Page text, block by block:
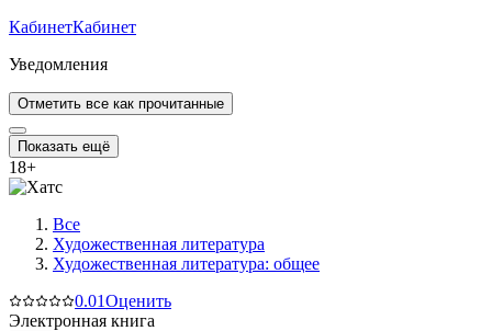
КабинетКабинет
Уведомления
Отметить все как прочитанные
Показать ещё
18+
Все
Художественная литература
Художественная литература: общее
0.01Оценить
Электронная книга